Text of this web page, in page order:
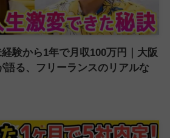
経験から1年で月収100万円｜大阪
語る、フリーランスのリアルな